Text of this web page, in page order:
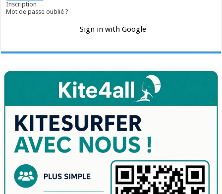
Inscription
Mot de passe oublié ?
Sign in with Google